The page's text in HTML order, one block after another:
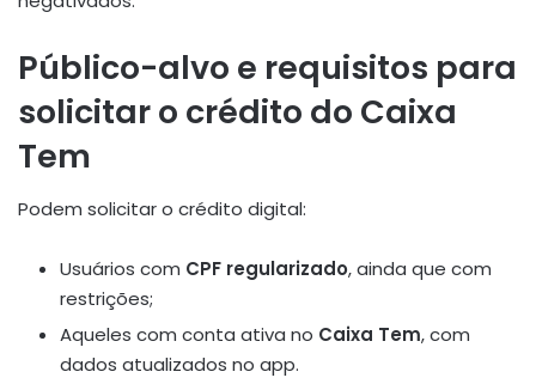
Público-alvo e requisitos para
solicitar o crédito do Caixa
Tem
Podem solicitar o crédito digital:
Usuários com CPF regularizado, ainda que com
restrições;
Aqueles com conta ativa no Caixa Tem, com
dados atualizados no app.